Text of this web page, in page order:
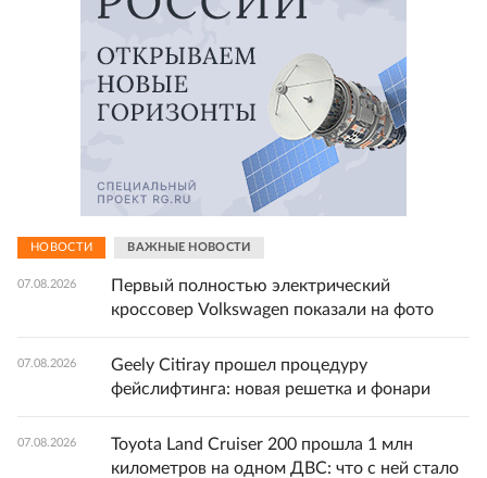
НОВОСТИ ВАЖНЫЕ НОВОСТИ
07.08.2026
Первый полностью электрический
кроссовер Volkswagen показали на фото
07.08.2026
Geely Citiray прошел процедуру
фейслифтинга: новая решетка и фонари
07.08.2026
Toyota Land Cruiser 200 прошла 1 млн
километров на одном ДВС: что с ней стало